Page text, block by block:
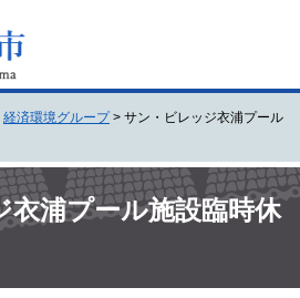
経済環境グループ > サン・ビレッジ衣浦プール
衣浦プール施設臨時休